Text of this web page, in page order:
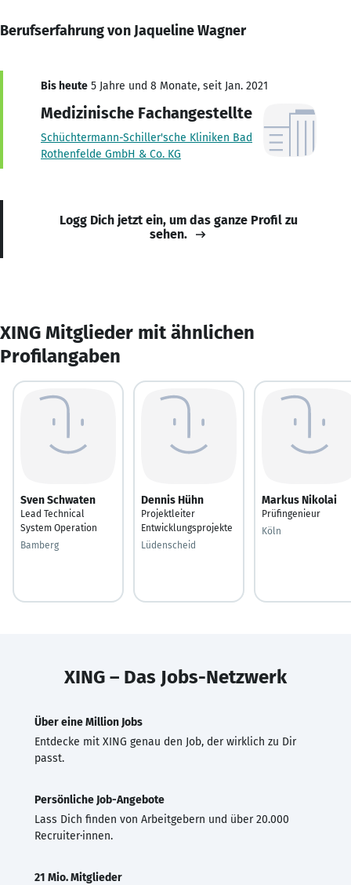
Berufserfahrung von Jaqueline Wagner
Bis heute 5 Jahre und 8 Monate, seit Jan. 2021
Medizinische Fachangestellte
Schüchtermann-Schiller'sche Kliniken Bad
Rothenfelde GmbH & Co. KG
Logg Dich jetzt ein, um das ganze Profil zu
sehen.
XING Mitglieder mit ähnlichen
Profilangaben
Sven Schwaten
Lead Technical
System Operation
Bamberg
Dennis Hühn
Projektleiter
Entwicklungsprojekte
Lüdenscheid
Markus Nikolai
Prüfingenieur
Köln
XING – Das Jobs-Netzwerk
Über eine Million Jobs
Entdecke mit XING genau den Job, der wirklich zu Dir
passt.
Persönliche Job-Angebote
Lass Dich finden von Arbeitgebern und über 20.000
Recruiter·innen.
21 Mio. Mitglieder